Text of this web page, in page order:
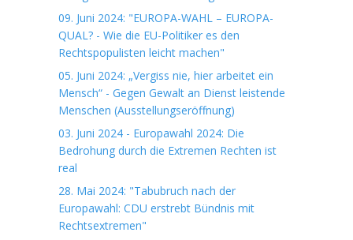
09. Juni 2024: "EUROPA-WAHL – EUROPA-
QUAL? - Wie die EU-Politiker es den
Rechtspopulisten leicht machen"
05. Juni 2024: „Vergiss nie, hier arbeitet ein
Mensch“ - Gegen Gewalt an Dienst leistende
Menschen (Ausstellungseröffnung)
03. Juni 2024 - Europawahl 2024: Die
Bedrohung durch die Extremen Rechten ist
real
28. Mai 2024: "Tabubruch nach der
Europawahl: CDU erstrebt Bündnis mit
Rechtsextremen"